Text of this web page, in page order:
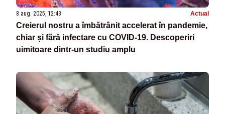
8 aug. 2025, 12:43 Actual
Creierul nostru a îmbătrânit accelerat în pandemie,
chiar și fără infectare cu COVID-19. Descoperiri
uimitoare dintr-un studiu amplu